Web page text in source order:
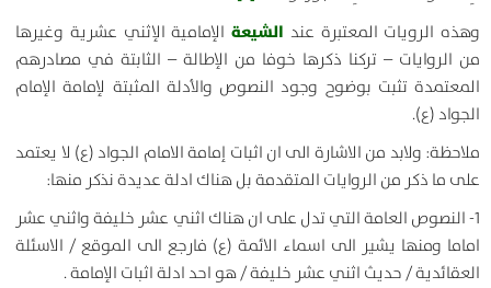
وهذه الرويات المعتبرة عند الشيعةالإمامية الإثني عشرية وغيرها
من الروايات – تركنا ذكرها خوفا من الإطالة – الثابتة في مصادرهم
المعتمدة تثبت بوضوح وجود النصوص والأدلة المثبتة لإمامة الإمام
الجواد (ع).
ملاحظة: ولابد من الاشارة الى ان اثبات إمامة الامام الجواد (ع) لا يعتمد
على ما ذكر من الروايات المتقدمة بل هناك ادلة عديدة نذكر منها:
1- النصوص العامة التي تدل على ان هناك اثني عشر خليفة واثني عشر
اماما ومنها يشير الى اسماء الائمة (ع) فارجع الى الموقع / الاسئلة
العقائدية / حديث اثني عشر خليفة / هو احد ادلة اثبات الإمامة .